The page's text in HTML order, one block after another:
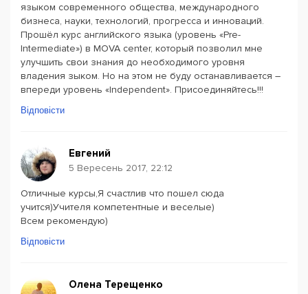
языком современного общества, международного
бизнеса, науки, технологий, прогресса и инноваций.
Прошёл курс английского языка (уровень «Pre-
Intermediate») в MOVA center, который позволил мне
улучшить свои знания до необходимого уровня
владения зыком. Но на этом не буду останавливается –
впереди уровень «Independent». Присоединяйтесь!!!
Відповісти
Евгений
5 Вересень 2017, 22:12
Отличные курсы,Я счастлив что пошел сюда
учится)Учителя компетентные и веселые)
Всем рекомендую)
Відповісти
Олена Терещенко